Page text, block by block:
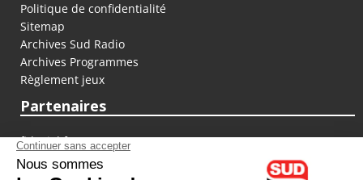
Politique de confidentialité
Sitemap
Archives Sud Radio
Archives Programmes
Règlement jeux
Partenaires
fiducial.fr
lyoncapitale.fr